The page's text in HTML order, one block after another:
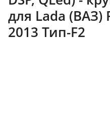
для Lada (ВАЗ)
2013 Тип-F2